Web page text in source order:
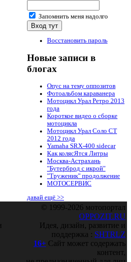
Запомнить меня надолго
Восстановить пароль
Новые записи в
блогах
Опус на тему оппозитов
Фотоальбом караванера
Мотоцикл Урал Ретро 2013
года
Короткое видео о сборке
мотоцикла
Мотоцикл Урал Соло СТ
2012 года
Yamaha SRX-400 sidecar
Как колясЯтся Литры
Москва-Астрахань
"Бутерброд с икрой"
"Труженик" продолжение
МОТОСЕРВИС
давай ещё >>
© 1999-2026 мотопортал
OPPOZIT.RU
Идея, дизайн, развитие и
поддержка : SHTRLZ
16+ Сайт может содержать
контент,